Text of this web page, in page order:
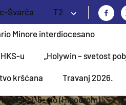
Švarča T2
Minore interdiocesano
u „Holywin – svetost
kršćana Travanj 2026.
8. dio (Hipodrom) Il